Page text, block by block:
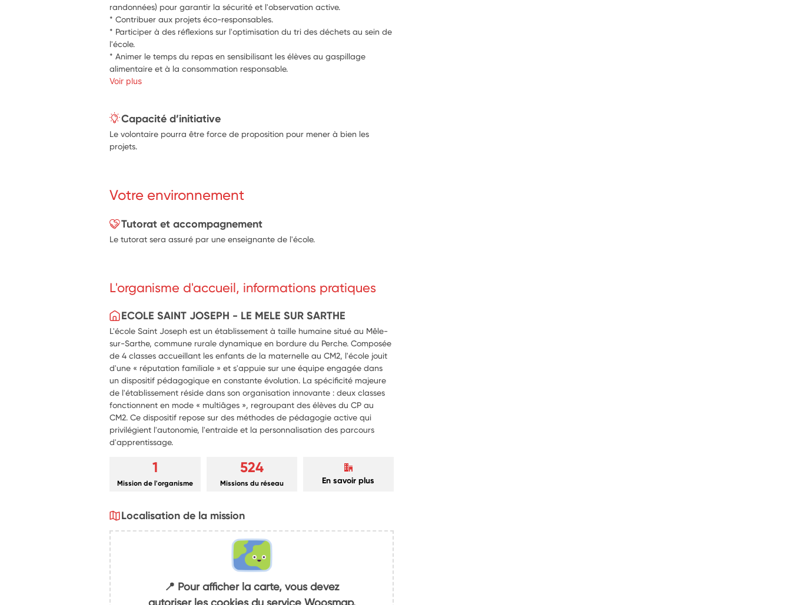
randonnées) pour garantir la sécurité et l'observation active.
* Contribuer aux projets éco-responsables.
* Participer à des réflexions sur l'optimisation du tri des déchets au sein de
l'école.
* Animer le temps du repas en sensibilisant les élèves au gaspillage
alimentaire et à la consommation responsable.
Voir plus
Capacité d’initiative
Le volontaire pourra être force de proposition pour mener à bien les
projets.
Votre environnement
Tutorat et accompagnement
Le tutorat sera assuré par une enseignante de l'école.
L'organisme d'accueil, informations pratiques
ECOLE SAINT JOSEPH - LE MELE SUR SARTHE
L'école Saint Joseph est un établissement à taille humaine situé au Mêle-
sur-Sarthe, commune rurale dynamique en bordure du Perche. Composée
de 4 classes accueillant les enfants de la maternelle au CM2, l'école jouit
d'une « réputation familiale » et s'appuie sur une équipe engagée dans
un dispositif pédagogique en constante évolution. La spécificité majeure
de l'établissement réside dans son organisation innovante : deux classes
fonctionnent en mode « multiâges », regroupant des élèves du CP au
CM2. Ce dispositif repose sur des méthodes de pédagogie active qui
privilégient l'autonomie, l'entraide et la personnalisation des parcours
d'apprentissage.
1
Mission de l'organisme
524
Missions du réseau En savoir plus
Localisation de la mission
📍 Pour afficher la carte, vous devez
autoriser les cookies du service Woosmap.